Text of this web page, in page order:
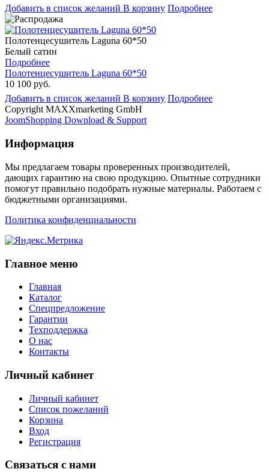
Добавить в список желаний В корзину Подробнее
Полотенцесушитель Laguna 60*50
Белый сатин
Подробнее
Полотенцесушитель Laguna 60*50
10 100 руб.
Добавить в список желаний В корзину Подробнее
Copyright MAXXmarketing GmbH
JoomShopping Download & Support
Информация
Мы предлагаем товары проверенных производителей,
дающих гарантию на свою продукцию. Опытные сотрудники
помогут правильно подобрать нужные материалы. Работаем с
бюджетными организациями.
Политика конфиденциальности
Главное меню
Главная
Каталог
Спецпредложение
Гарантии
Техподдержка
О нас
Контакты
Личный кабинет
Личный кабинет
Список пожеланий
Корзина
Вход
Регистрация
Связаться с нами